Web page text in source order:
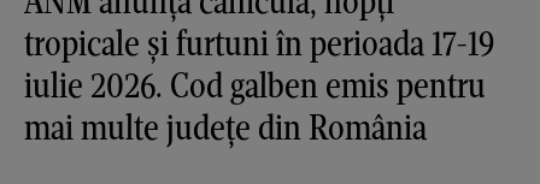
tropicale și furtuni în perioada 17-19
iulie 2026. Cod galben emis pentru
mai multe județe din România